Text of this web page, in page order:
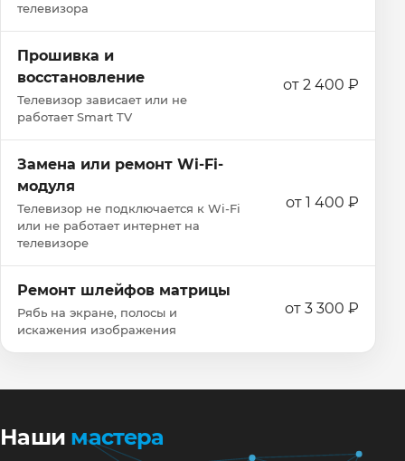
телевизора
Прошивка и
восстановление
Телевизор зависает или не
работает Smart TV
от 2 400 ₽
Замена или ремонт Wi‑Fi-
модуля
Телевизор не подключается к Wi‑Fi
или не работает интернет на
телевизоре
от 1 400 ₽
Ремонт шлейфов матрицы
Рябь на экране, полосы и
искажения изображения
от 3 300 ₽
Наши мастера